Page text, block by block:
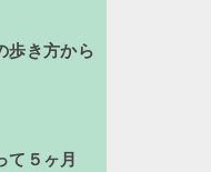
歩き方から
て５ヶ月